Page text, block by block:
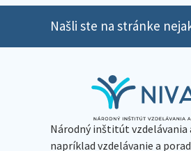
Našli ste na stránke
Národný inštitút vzdelávania
napríklad vzdelávanie a